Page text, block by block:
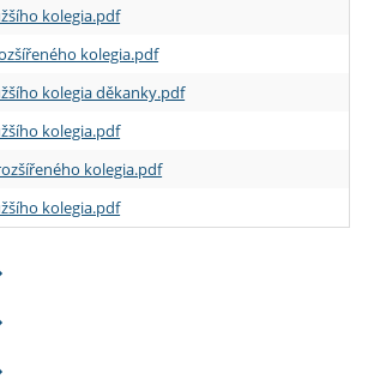
kolegia.pdf
kolegia.pdf
kolegia děkanky.pdf
kolegia.pdf
kolegia.pdf
kolegia.pdf